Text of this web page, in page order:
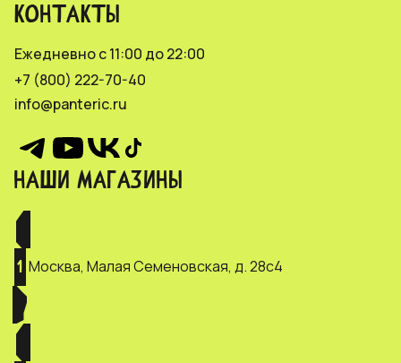
НАШИ МАГАЗИНЫ
1 Москва, Малая Семеновская, д. 28с4
КОНТАКТЫ
Ежедневно с 11:00 до 22:00
+7 (800) 222-70-40
info@panteric.ru